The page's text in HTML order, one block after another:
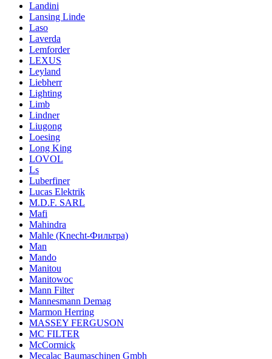
Landini
Lansing Linde
Laso
Laverda
Lemforder
LEXUS
Leyland
Liebherr
Lighting
Limb
Lindner
Liugong
Loesing
Long King
LOVOL
Ls
Luberfiner
Lucas Elektrik
M.D.F. SARL
Mafi
Mahindra
Mahle (Knecht-Фильтра)
Man
Mando
Manitou
Manitowoc
Mann Filter
Mannesmann Demag
Marmon Herring
MASSEY FERGUSON
MC FILTER
McCormick
Mecalac Baumaschinen Gmbh